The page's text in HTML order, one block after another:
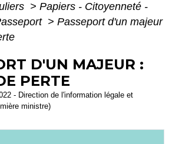
> Papiers - Citoyenneté -
> Passeport d'un majeur
D'UN MAJEUR :
PERTE
- Direction de l'information légale et
ministre)